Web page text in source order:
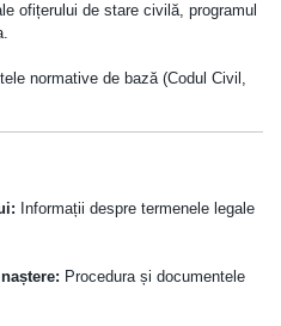
ofițerului de stare civilă, programul
normative de bază (Codul Civil,
Informații despre termenele legale
Procedura și documentele